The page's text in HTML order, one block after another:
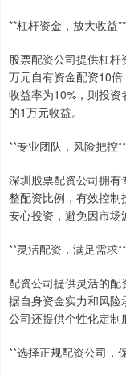
**杠杆资金，放大收益**
股票配资公司提供杠
万元自有资金配资10
收益率为10%，则投
的1万元收益。
**专业团队，风险把控**
深圳股票配资公司拥
整配资比例，有效控制
安心投资，避免因市场
**灵活配资，满足需求**
配资公司提供灵活的
据自身资金实力和风
公司还提供个性化定制
**选择正规配资公司，